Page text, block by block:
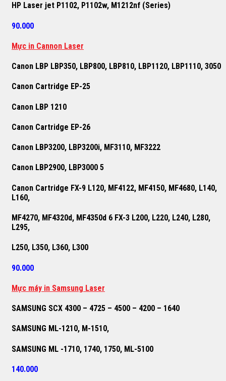
HP Laser jet P1102, P1102w, M1212nf (Series)
90.000
Mực in Cannon Laser
Canon LBP LBP350, LBP800, LBP810, LBP1120, LBP1110, 3050
Canon Cartridge EP-25
Canon LBP 1210
Canon Cartridge EP-26
Canon LBP3200, LBP3200i, MF3110, MF3222
Canon LBP2900, LBP3000 5
Canon Cartridge FX-9 L120, MF4122, MF4150, MF4680, L140,
L160,
MF4270, MF4320d, MF4350d 6 FX-3 L200, L220, L240, L280,
L295,
L250, L350, L360, L300
90.000
Mực máy in Samsung Laser
SAMSUNG SCX 4300 – 4725 – 4500 – 4200 – 1640
SAMSUNG ML-1210, M-1510,
SAMSUNG ML -1710, 1740, 1750, ML-5100
140.000